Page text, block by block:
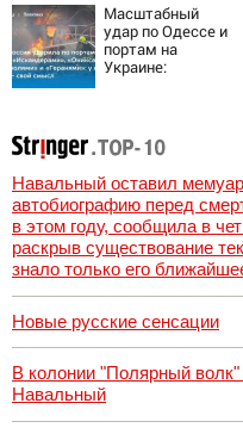
ответила Россия,
полный разбор
провала операции
Украины от
военкора Коца
Масштабный
удар по Одессе и
портам на
Украине:
ударах России 9
августа 2026 года
Навальный оставил
автобиографию перед
в этом году, сообщила в
раскрыв существование
знало только его
Новые русские сенсации
В колонии "Полярный
Навальный